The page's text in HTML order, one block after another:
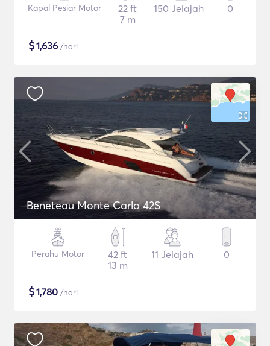
Kapal Pesiar Motor
22 ft
7 m
150 Jelajah 0
$1,636 /hari
Beneteau Monte Carlo 42S
Perahu Motor
42 ft
13 m
11 Jelajah 0
$1,780 /hari